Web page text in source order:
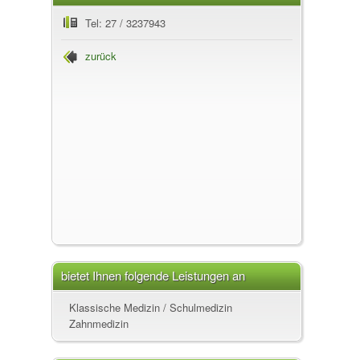
Dr méd.dent Pascal Duroux
Tel: 27 / 3237943
zurück
bietet Ihnen folgende Leistungen an
Klassische Medizin / Schulmedizin
Zahnmedizin